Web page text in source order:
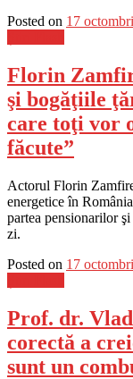
Posted on 17
Florin
şi bogăţiile
care toţi vor
făcute”
Actorul Florin
energetice în
partea pensionarilor
zi.
Posted on 17
Prof. dr.
corectă a
sunt un